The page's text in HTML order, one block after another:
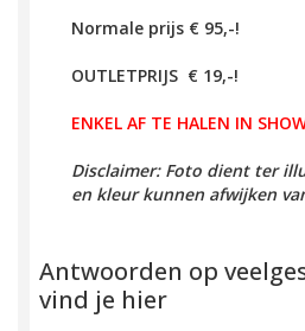
Normale prijs € 95,-!
OUTLETPRIJS € 19,-!
ENKEL AF TE HALEN IN
Disclaimer: Foto dient ter
en kleur kunnen afwijken
Antwoorden op
vind je hier